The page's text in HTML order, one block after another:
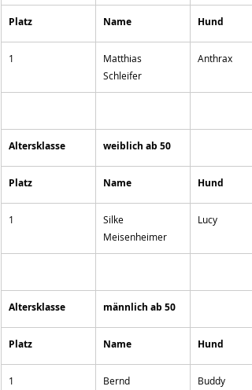
Platz Name Hund
1
Matthias
Schleifer
Anthrax
Altersklasse weiblich ab 50
Platz Name Hund
1
Silke
Meisenheimer
Lucy
Altersklasse männlich ab 50
Platz Name Hund
1
Bernd
Buddy